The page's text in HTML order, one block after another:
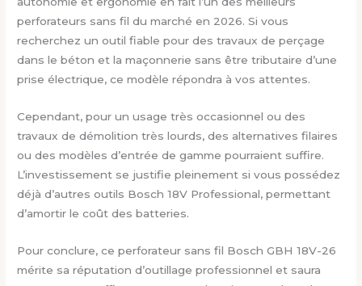
perforateurs sans fil du marché en 2026. Si vous
recherchez un outil fiable pour des travaux de perçage
dans le béton et la maçonnerie sans être tributaire d’une
prise électrique, ce modèle répondra à vos attentes.
Cependant, pour un usage très occasionnel ou des
travaux de démolition très lourds, des alternatives filaires
ou des modèles d’entrée de gamme pourraient suffire.
L’investissement se justifie pleinement si vous possédez
déjà d’autres outils Bosch 18V Professional, permettant
d’amortir le coût des batteries.
Pour conclure, ce perforateur sans fil Bosch GBH 18V-26
mérite sa réputation d’outillage professionnel et saura